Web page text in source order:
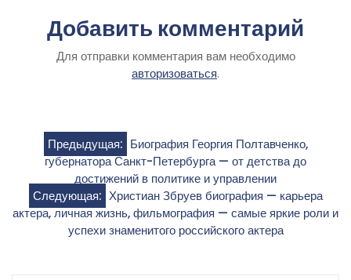
Добавить комментарий
Для отправки комментария вам необходимо
авторизоваться.
Навигация
по
записям
Предыдущая: Биография Георгия Полтавченко,
губернатора Санкт-Петербурга — от детства до
достижений в политике и управлении
Следующая: Христиан Збруев биография — карьера
актера, личная жизнь, фильмография — самые яркие роли и
успехи знаменитого российского актера